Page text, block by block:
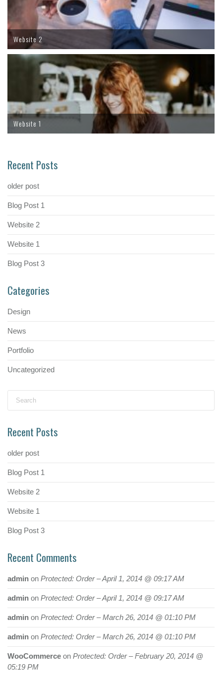
Website 2
Website 1
Recent Posts
older post
Blog Post 1
Website 2
Website 1
Blog Post 3
Categories
Design
News
Portfolio
Uncategorized
Recent Posts
older post
Blog Post 1
Website 2
Website 1
Blog Post 3
Recent Comments
admin on Protected: Order – April 1, 2014 @ 09:17 AM
admin on Protected: Order – April 1, 2014 @ 09:17 AM
admin on Protected: Order – March 26, 2014 @ 01:10 PM
admin on Protected: Order – March 26, 2014 @ 01:10 PM
WooCommerce on Protected: Order – February 20, 2014 @
05:19 PM